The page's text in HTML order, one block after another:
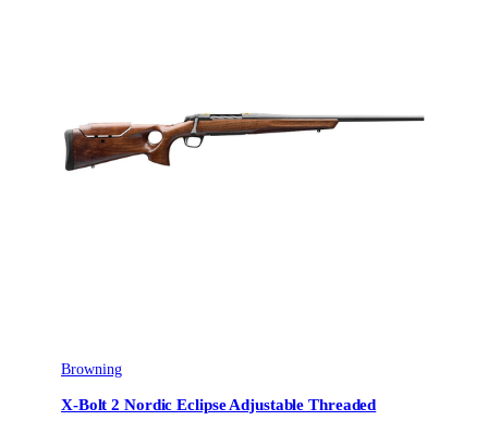
Browning
X-Bolt 2 Nordic Eclipse Adjustable Threaded